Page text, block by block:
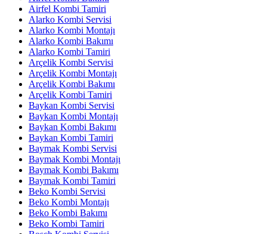
Airfel Kombi Tamiri
Alarko Kombi Servisi
Alarko Kombi Montajı
Alarko Kombi Bakımı
Alarko Kombi Tamiri
Arçelik Kombi Servisi
Arçelik Kombi Montajı
Arçelik Kombi Bakımı
Arçelik Kombi Tamiri
Baykan Kombi Servisi
Baykan Kombi Montajı
Baykan Kombi Bakımı
Baykan Kombi Tamiri
Baymak Kombi Servisi
Baymak Kombi Montajı
Baymak Kombi Bakımı
Baymak Kombi Tamiri
Beko Kombi Servisi
Beko Kombi Montajı
Beko Kombi Bakımı
Beko Kombi Tamiri